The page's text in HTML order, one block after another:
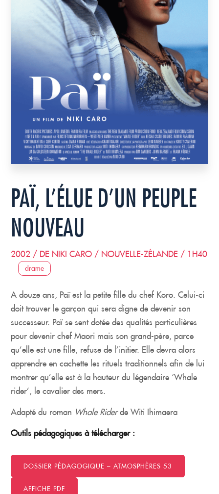
PAÏ, L’ÉLUE D’UN PEUPLE
NOUVEAU
2002 / DE NIKI CARO / NOUVELLE-ZÉLANDE / 1H40
drame
A douze ans, Paï est la petite fille du chef Koro. Celui-ci
doit trouver le garçon qui sera digne de devenir son
successeur. Paï se sent dotée des qualités particulières
pour devenir chef Maori mais son grand-père, parce
qu’elle est une fille, refuse de l’initier. Elle devra alors
apprendre en cachette les rituels traditionnels afin de lui
montrer qu’elle est à la hauteur du légendaire ‘Whale
rider’, le cavalier des mers.
Adapté du roman Whale Riderde Witi Ihimaera
Outils pédagogiques à télécharger :
DOSSIER PÉDAGOGIQUE – ATMOSPHÈRES 53
AFFICHE PDF